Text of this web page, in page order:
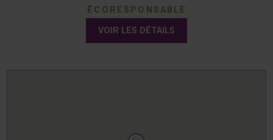
ÉCORESPONSABLE
VOIR LES DÉTAILS